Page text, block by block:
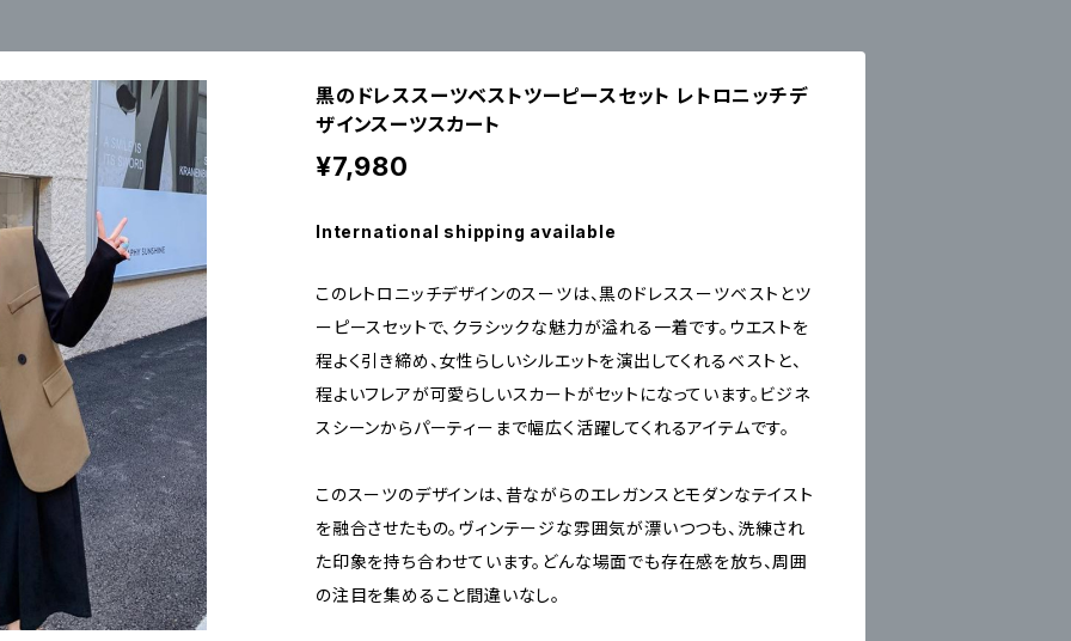
黒のドレススーツベストツーピースセット レトロニッチデ
ザインスーツスカート
¥7,980
International shipping available
このレトロニッチデザインのスーツは、黒のドレススーツベストとツ
ーピースセットで、クラシックな魅力が溢れる一着です。ウエストを
程よく引き締め、女性らしいシルエットを演出してくれるベストと、
程よいフレアが可愛らしいスカートがセットになっています。ビジネ
スシーンからパーティーまで幅広く活躍してくれるアイテムです。
このスーツのデザインは、昔ながらのエレガンスとモダンなテイスト
を融合させたもの。ヴィンテージな雰囲気が漂いつつも、洗練され
た印象を持ち合わせています。どんな場面でも存在感を放ち、周囲
の注目を集めること間違いなし。